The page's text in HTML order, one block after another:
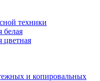
техники
белая
цветная
и копировальных